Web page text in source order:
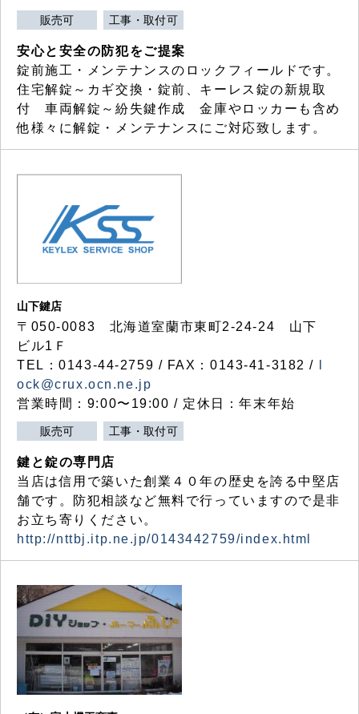
販売可 工事・取付可
安心と安全の防犯をご提案
錠前施工・メンテナンスのロックフィールドです。
住宅解錠～カギ交換・錠前、キーレス錠の新規取
付 車両解錠～紛失鍵作成 金庫やロッカーも含め
他様々に解錠・メンテナンスにご対応致します。
山下鍵店
〒050-0083 北海道室蘭市東町2-24-24 山下
ビル1Ｆ
TEL：0143-44-2759 / FAX：0143-41-3182 /
ock@crux.ocn.ne.jp
営業時間：9:00〜19:00 / 定休日：年末年始
販売可 工事・取付可
鍵と錠の専門店
当店は信用で築いた創業４０年の歴史を誇る中堅店
舗です。防犯相談など無料で行っていますので是非
お立ち寄りください。
http://nttbj.itp.ne.jp/0143442759/index.html